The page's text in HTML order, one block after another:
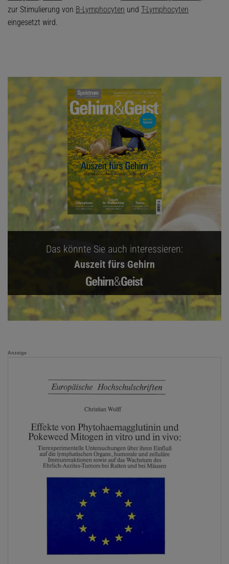
zur Stimulierung von B-Lymphocyten und T-Lymphocyten
eingesetzt wird.
Das könnte Sie auch interessieren:
Auszeit fürs Gehirn
Anzeige